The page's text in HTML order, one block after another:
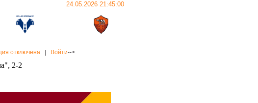
24.05.2026 21:45:00
отключена Войти-->
2-2